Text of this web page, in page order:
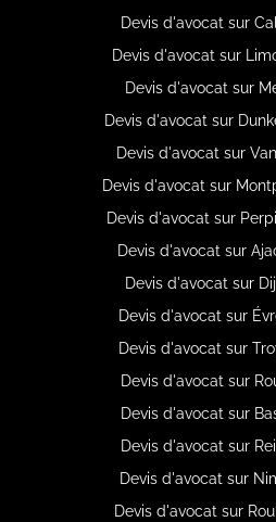
Devis d'avocat sur
Devis d'avocat sur
Devis d'avocat sur
Devis d'avocat sur
Devis d'avocat sur
Devis d'avocat sur
Devis d'avocat sur
Devis d'avocat sur
Devis d'avocat sur
Devis d'avocat sur
Devis d'avocat sur
Devis d'avocat sur
Devis d'avocat sur
Devis d'avocat sur
Devis d'avocat sur
Devis d'avocat sur